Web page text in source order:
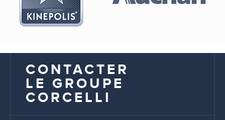
CONTACTER
LE GROUPE
CORCELLI